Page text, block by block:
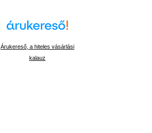
Árukereső, a hiteles vásárlási
kalauz